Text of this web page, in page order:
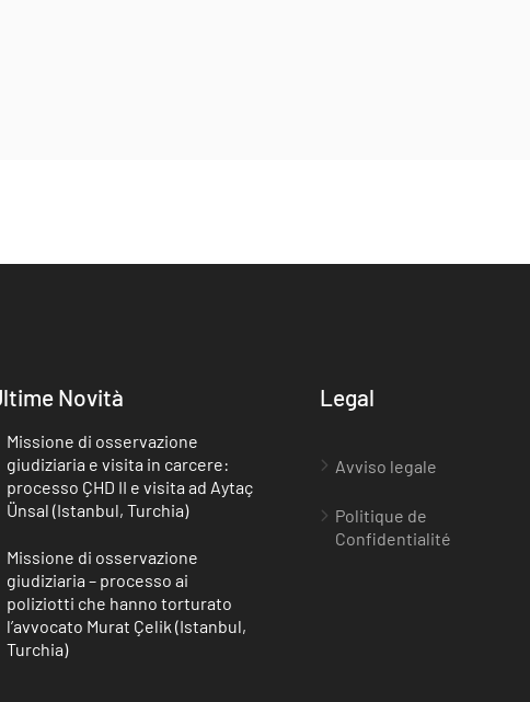
Novità
Missione di osservazione
giudiziaria e visita in carcere:
processo ÇHD II e visita ad Aytaç
Ünsal (Istanbul, Turchia)
Missione di osservazione
giudiziaria – processo ai
poliziotti che hanno torturato
l’avvocato Murat Çelik (Istanbul,
Turchia)
Legal
Avviso legale
Politique de
Confidentialité